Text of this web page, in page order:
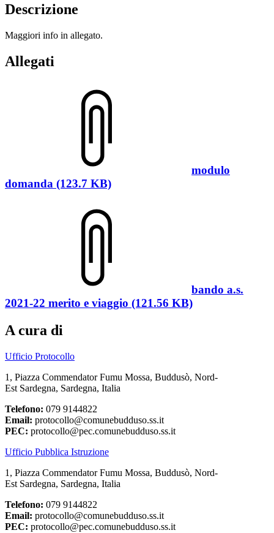
Descrizione
Maggiori info in allegato.
Allegati
modulo
domanda (123.7 KB)
bando a.s.
2021-22 merito e viaggio (121.56 KB)
A cura di
Ufficio Protocollo
1, Piazza Commendator Fumu Mossa, Buddusò, Nord-
Est Sardegna, Sardegna, Italia
Telefono: 079 9144822
Email: protocollo@comunebudduso.ss.it
PEC: protocollo@pec.comunebudduso.ss.it
Ufficio Pubblica Istruzione
1, Piazza Commendator Fumu Mossa, Buddusò, Nord-
Est Sardegna, Sardegna, Italia
Telefono: 079 9144822
Email: protocollo@comunebudduso.ss.it
PEC: protocollo@pec.comunebudduso.ss.it